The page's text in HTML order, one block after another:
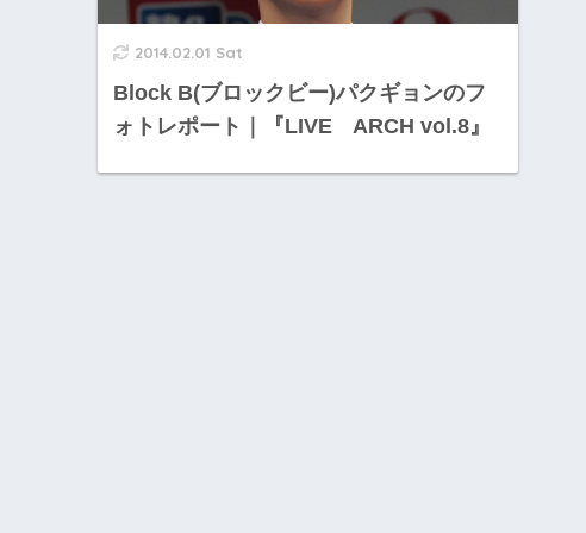
2014.02.01 Sat
Block B(ブロックビー)パクギョンのフ
ォトレポート｜『LIVE ARCH vol.8』